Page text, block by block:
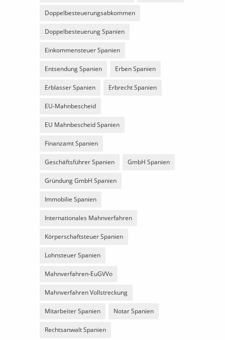
Doppelbesteuerungsabkommen
Doppelbesteuerung Spanien
Einkommensteuer Spanien
Entsendung Spanien Erben Spanien
Erblasser Spanien Erbrecht Spanien
EU-Mahnbescheid
EU Mahnbescheid Spanien
Finanzamt Spanien
Geschäftsführer Spanien GmbH Spanien
Gründung GmbH Spanien
Immobilie Spanien
Internationales Mahnverfahren
Körperschaftsteuer Spanien
Lohnsteuer Spanien
Mahnverfahren-EuGVVo
Mahnverfahren Vollstreckung
Mitarbeiter Spanien Notar Spanien
Rechtsanwalt Spanien